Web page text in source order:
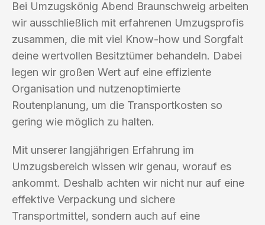
Bei Umzugskönig Abend Braunschweig arbeiten
wir ausschließlich mit erfahrenen Umzugsprofis
zusammen, die mit viel Know-how und Sorgfalt
deine wertvollen Besitztümer behandeln. Dabei
legen wir großen Wert auf eine effiziente
Organisation und nutzenoptimierte
Routenplanung, um die Transportkosten so
gering wie möglich zu halten.
Mit unserer langjährigen Erfahrung im
Umzugsbereich wissen wir genau, worauf es
ankommt. Deshalb achten wir nicht nur auf eine
effektive Verpackung und sichere
Transportmittel, sondern auch auf eine